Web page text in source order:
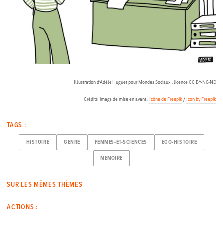
Illustration d’Adèle Huguet pour Mondes Sociaux : licence CC BY-NC-ND
Crédits image de mise en avant :Icône de Freepik/Icon by Freepik
TAGS :
HISTOIRE GENRE FEMMES-ET-SCIENCES EGO-HISTOIRE
MEMOIRE
SUR LES MÊMES THÈMES
ACTIONS :